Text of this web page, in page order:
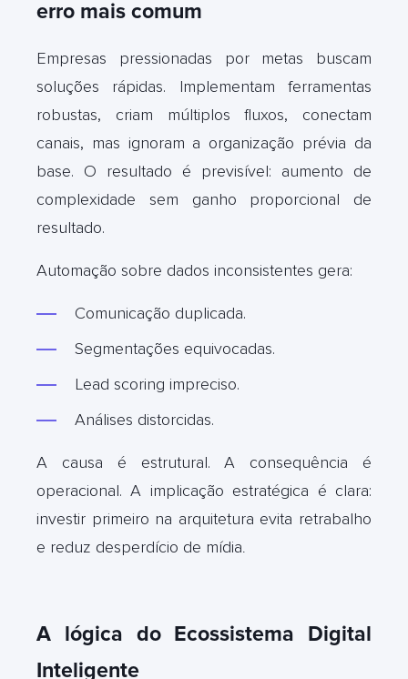
erro mais comum
Empresas pressionadas por metas buscam
soluções rápidas. Implementam ferramentas
robustas, criam múltiplos fluxos, conectam
canais, mas ignoram a organização prévia da
base. O resultado é previsível: aumento de
complexidade sem ganho proporcional de
resultado.
Automação sobre dados inconsistentes gera:
Comunicação duplicada.
Segmentações equivocadas.
Lead scoring impreciso.
Análises distorcidas.
A causa é estrutural. A consequência é
operacional. A implicação estratégica é clara:
investir primeiro na arquitetura evita retrabalho
e reduz desperdício de mídia.
A lógica do Ecossistema Digital
Inteligente